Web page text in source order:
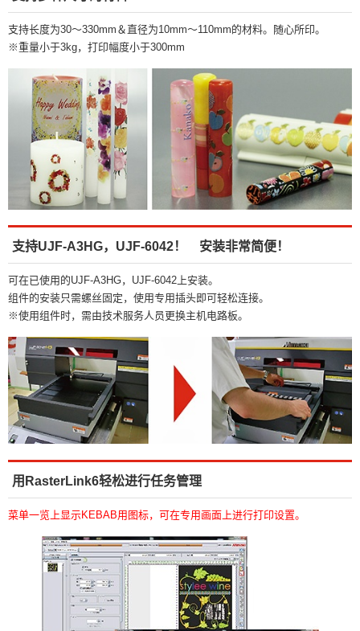
支持长度为30～330mm＆直径为10mm～110mm的材料。随心所印。
※重量小于3kg，打印幅度小于300mm
支持UJF-A3HG，UJF-6042！ 安装非常简便！
可在已使用的UJF-A3HG，UJF-6042上安装。
组件的安装只需螺丝固定，使用专用插头即可轻松连接。
※使用组件时，需由技术服务人员更换主机电路板。
用RasterLink6轻松进行任务管理
菜单一览上显示KEBAB用图标，可在专用画面上进行打印设置。